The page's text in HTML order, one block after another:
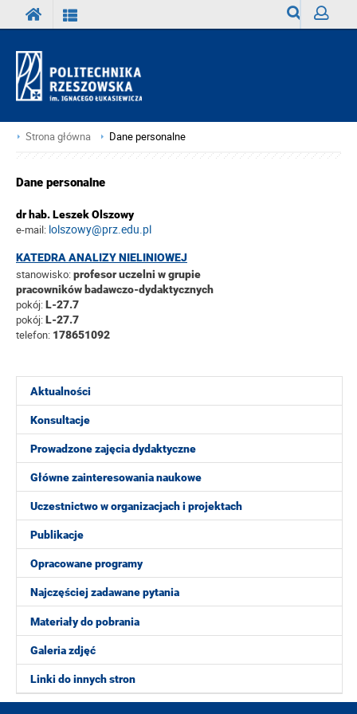
Strona główna Dane personalne
Aktualności
Konsultacje
Prowadzone zajęcia dydaktyczne
Główne zainteresowania naukowe
Uczestnictwo w organizacjach i projektach
Publikacje
Opracowane programy
Najczęściej zadawane pytania
Materiały do pobrania
Galeria zdjęć
Linki do innych stron
Dane personalne
dr hab. Leszek Olszowy
e-mail: lolszowy@prz.edu.pl
KATEDRA ANALIZY NIELINIOWEJ
stanowisko:profesor uczelni w grupie
pracowników badawczo-dydaktycznych
pokój:L-27.7
pokój:L-27.7
telefon: 178651092